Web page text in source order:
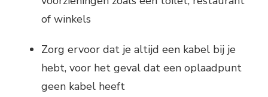
of winkels
Zorg ervoor dat je altijd een kabel bij je
hebt, voor het geval dat een oplaadpunt
geen kabel heeft